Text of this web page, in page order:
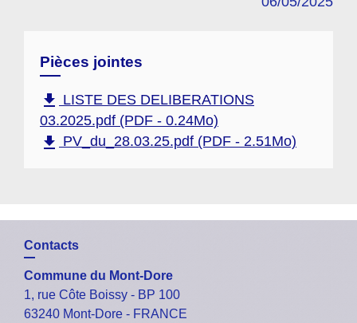
Pièces jointes
file_download LISTE DES DELIBERATIONS
03.2025.pdf (PDF - 0.24Mo)
file_download PV_du_28.03.25.pdf (PDF - 2.51Mo)
Contacts
Commune du Mont-Dore
1, rue Côte Boissy - BP 100
63240 Mont-Dore - FRANCE